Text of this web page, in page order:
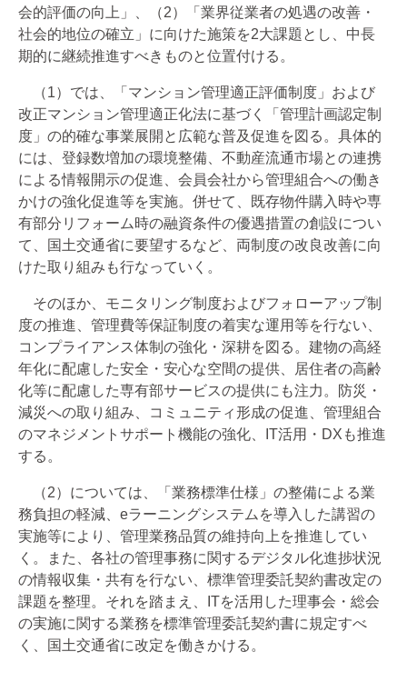
会的評価の向上」、（2）「業界従業者の処遇の改善・
社会的地位の確立」に向けた施策を2大課題とし、中長
期的に継続推進すべきものと位置付ける。
（1）では、「マンション管理適正評価制度」および
改正マンション管理適正化法に基づく「管理計画認定制
度」の的確な事業展開と広範な普及促進を図る。具体的
には、登録数増加の環境整備、不動産流通市場との連携
による情報開示の促進、会員会社から管理組合への働き
かけの強化促進等を実施。併せて、既存物件購入時や専
有部分リフォーム時の融資条件の優遇措置の創設につい
て、国土交通省に要望するなど、両制度の改良改善に向
けた取り組みも行なっていく。
そのほか、モニタリング制度およびフォローアップ制
度の推進、管理費等保証制度の着実な運用等を行ない、
コンプライアンス体制の強化・深耕を図る。建物の高経
年化に配慮した安全・安心な空間の提供、居住者の高齢
化等に配慮した専有部サービスの提供にも注力。防災・
減災への取り組み、コミュニティ形成の促進、管理組合
のマネジメントサポート機能の強化、IT活用・DXも推進
する。
（2）については、「業務標準仕様」の整備による業
務負担の軽減、eラーニングシステムを導入した講習の
実施等により、管理業務品質の維持向上を推進してい
く。また、各社の管理事務に関するデジタル化進捗状況
の情報収集・共有を行ない、標準管理委託契約書改定の
課題を整理。それを踏まえ、ITを活用した理事会・総会
の実施に関する業務を標準管理委託契約書に規定すべ
く、国土交通省に改定を働きかける。